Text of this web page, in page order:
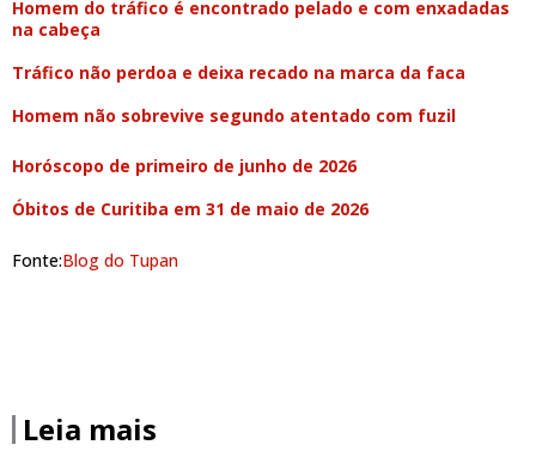
Homem do tráfico é encontrado pelado e com enxadadas
na cabeça
Tráfico não perdoa e deixa recado na marca da faca
Homem não sobrevive segundo atentado com fuzil
Horóscopo de primeiro de junho de 2026
Óbitos de Curitiba em 31 de maio de 2026
Fonte:Blog do Tupan
Leia mais